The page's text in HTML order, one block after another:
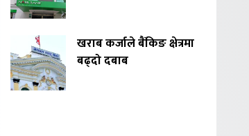
खराब कर्जाले बैंकिङ क्षेत्रमा
बढ्दो दबाब